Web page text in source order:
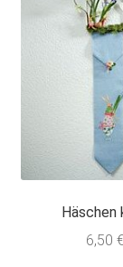
Häschen
6,50 €